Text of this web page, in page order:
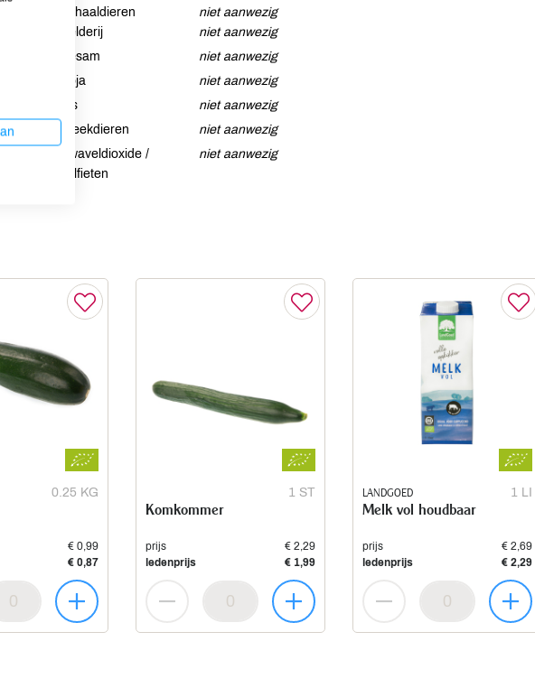
Schaaldieren
niet aanwezig
Selderij
niet aanwezig
Sesam
niet aanwezig
Soja
niet aanwezig
Vis
niet aanwezig
Weekdieren
niet aanwezig
Zwaveldioxide /
sulfieten
niet aanwezig
0.25 KG
€ 0,99
€ 0,87
1 ST
Komkommer
prijs
€ 2,29
ledenprijs
€ 1,99
LANDGOED 1 LI
Melk vol houdbaar
prijs
€ 2,69
ledenprijs
€ 2,29